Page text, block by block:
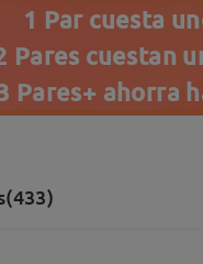
1 Par cuesta
Pares cuestan
Pares+ ahorra